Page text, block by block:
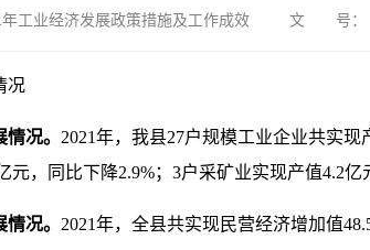
工业经济发展政策措施及工作成效 文 号：
况
情况。 2021年，我县27户规模工业企业共实
元，同比下降2.9%；3户采矿业实现产值4.2
况。 2021年，全县共实现民营经济增加值